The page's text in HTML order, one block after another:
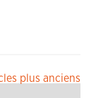
plus anciens